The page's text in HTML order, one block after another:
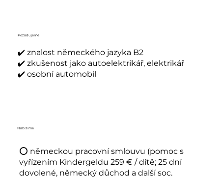
Požadujeme
✔️ znalost německého jazyka B2
✔️ zkušenost jako autoelektrikář, elektrikář
✔️ osobní automobil
⭕ německou pracovní smlouvu (pomoc s
vyřízením Kindergeldu 259 € / dítě; 25 dní
dovolené, německý důchod a další soc.
Nabízíme